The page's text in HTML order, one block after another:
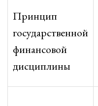
Принцип
государственной
финансовой
дисциплины